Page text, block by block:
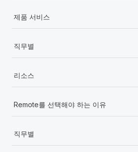
제품 서비스
직무별
리소스
Remote를 선택해야 하는 이유
직무별